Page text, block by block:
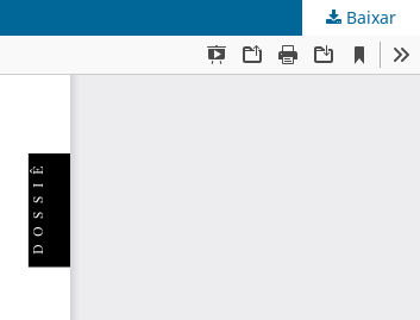
Baixar